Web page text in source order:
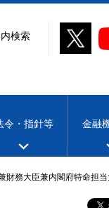
検索
令・指針等 金融
財務大臣兼内閣府特命担